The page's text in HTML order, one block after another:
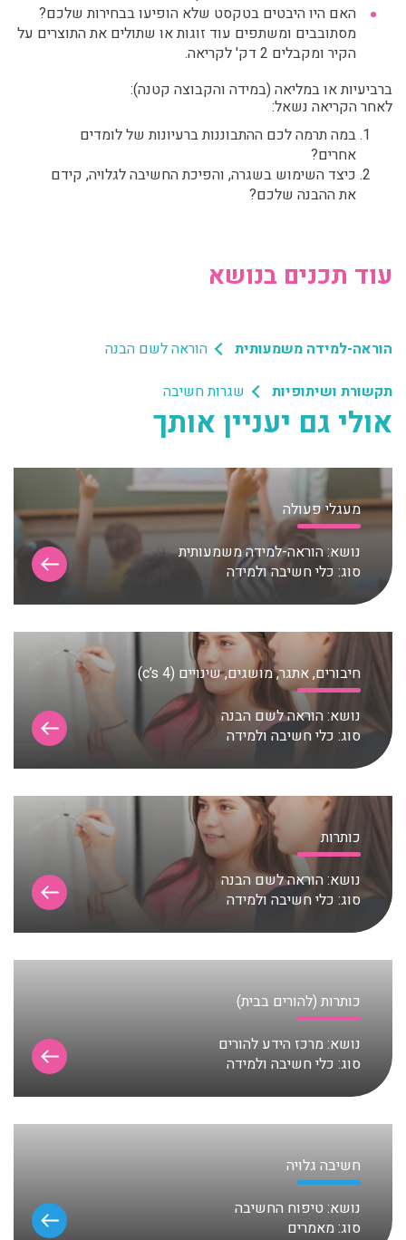
האם היו היבטים בטקסט שלא הופיעו בבחירות שלכם?
מסתובבים ומשתפים עוד זוגות או שתולים את התוצרים על
הקיר ומקבלים 2 דק' לקריאה.
ברביעיות או במליאה (במידה והקבוצה קטנה):
לאחר הקריאה נשאל:
במה תרמה לכם ההתבוננות ברעיונות של לומדים
אחרים?
כיצד השימוש בשגרה, והפיכת החשיבה לגלויה, קידם
את ההבנה שלכם?
עוד תכנים בנושא
הוראה-למידה משמעותית
הוראה לשם הבנה
תקשורת ושיתופיות
שגרות חשיבה
אולי גם יעניין אותך
מעגלי פעולה
נושא:הוראה-למידה משמעותית
סוג: כלי חשיבה ולמידה
חיבורים, אתגר, מושגים, שינויים (c’s 4)
נושא:הוראה לשם הבנה
סוג: כלי חשיבה ולמידה
כותרות
נושא:הוראה לשם הבנה
סוג: כלי חשיבה ולמידה
כותרות (להורים בבית)
נושא: מרכז הידע להורים
סוג: כלי חשיבה ולמידה
חשיבה גלויה
נושא: טיפוח החשיבה
סוג:מאמרים